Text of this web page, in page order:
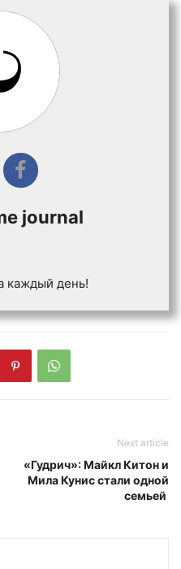
journal
каждый день!
Next article
«Гудрич»: Майкл Китон и
Мила Кунис стали одной
семьей